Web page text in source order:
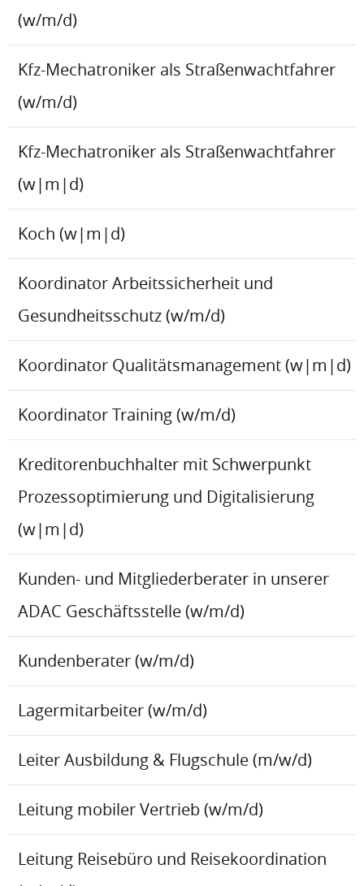
(w/m/d)
Kfz-Mechatroniker als Straßenwachtfahrer
(w/m/d)
Kfz-Mechatroniker als Straßenwachtfahrer
(w|m|d)
Koch (w|m|d)
Koordinator Arbeitssicherheit und
Gesundheitsschutz (w/m/d)
Koordinator Qualitätsmanagement (w|m|d)
Koordinator Training (w/m/d)
Kreditorenbuchhalter mit Schwerpunkt
Prozessoptimierung und Digitalisierung
(w|m|d)
Kunden- und Mitgliederberater in unserer
ADAC Geschäftsstelle (w/m/d)
Kundenberater (w/m/d)
Lagermitarbeiter (w/m/d)
Leiter Ausbildung & Flugschule (m/w/d)
Leitung mobiler Vertrieb (w/m/d)
Leitung Reisebüro und Reisekoordination